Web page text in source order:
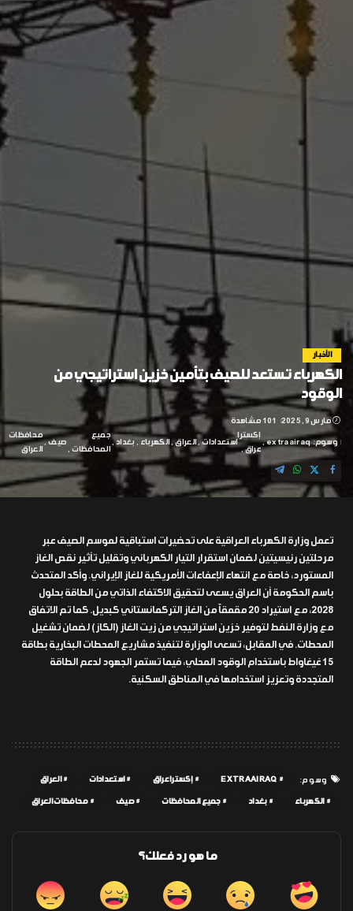
الأخبار
الكهرباء تستعد للصيف بتأمين خزين استراتيجي من
الوقود
مارس 9, 2025 101 مشاهدة
وسوم: extraairaq
إكسترا
عراق
استعدادات العراق الكهرباء بغداد
جميع
المحافظات
صيف
محافظات
العراق
تعمل وزارة الكهرباء العراقية على تحضيرات استباقية لموسم الصيف عبر
مرحلتين رئيسيتين لضمان استقرار التيار الكهربائي وتقليل تأثير نقص الغاز
المستورد، خاصة مع انتهاء الإعفاءات الأمريكية للغاز الإيراني. وأكد المتحدث
باسم الحكومة أن العراق يسعى لتحقيق الاكتفاء الذاتي من الطاقة بحلول
2028، مع استيراد 20 مقمقاً من الغاز التركمانستاني كبديل. كما تم الاتفاق
مع وزارة النفط لتوفير خزين استراتيجي من زيت الغاز (الكاز) لضمان تشغيل
المحطات. في المقابل، تسعى الوزارة لتنفيذ مشاريع المحطات البخارية بطاقة
15 غيغاواط باستخدام الوقود المحلي، فيما تستمر الجهود لدعم الطاقة
المتجددة وتعزيز استخدامها في المناطق السكنية.
وسوم: EXTRAAIRAQ إكسترا عراق استعدادات العراق
الكهرباء بغداد جميع المحافظات صيف محافظات العراق
ما هو رد فعلك؟